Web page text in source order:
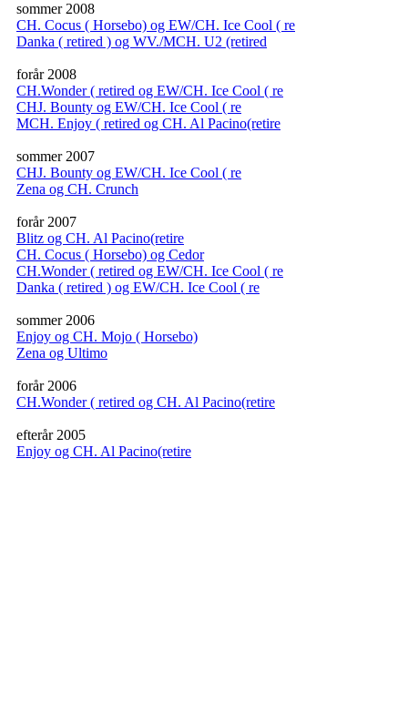
sommer 2008
CH. Cocus ( Horsebo) og EW/CH. Ice Cool ( re
Danka ( retired ) og WV./MCH. U2 (retired
forår 2008
CH.Wonder ( retired og EW/CH. Ice Cool ( re
CHJ. Bounty og EW/CH. Ice Cool ( re
MCH. Enjoy ( retired og CH. Al Pacino(retire
sommer 2007
CHJ. Bounty og EW/CH. Ice Cool ( re
Zena og CH. Crunch
forår 2007
Blitz og CH. Al Pacino(retire
CH. Cocus ( Horsebo) og Cedor
CH.Wonder ( retired og EW/CH. Ice Cool ( re
Danka ( retired ) og EW/CH. Ice Cool ( re
sommer 2006
Enjoy og CH. Mojo ( Horsebo)
Zena og Ultimo
forår 2006
CH.Wonder ( retired og CH. Al Pacino(retire
efterår 2005
Enjoy og CH. Al Pacino(retire